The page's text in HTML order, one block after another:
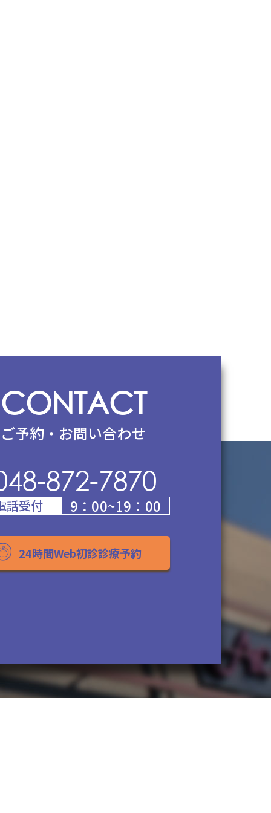
CONTACT
ご予約・お問い合わせ
872-7870
話受付 9：00~19：00
24時間Web初診診療予約